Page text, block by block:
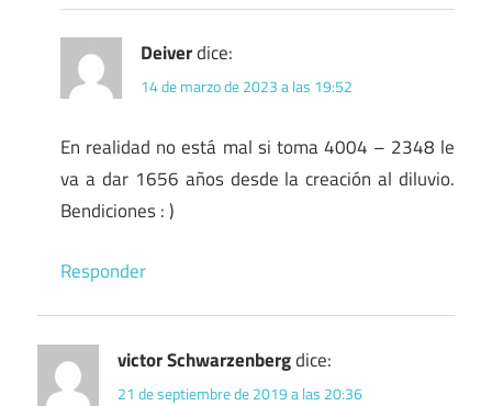
Deiverdice:
14 de marzo de 2023 a las 19:52
En realidad no está mal si toma 4004 – 2348 le
va a dar 1656 años desde la creación al diluvio.
Bendiciones : )
Responder
victor Schwarzenbergdice:
21 de septiembre de 2019 a las 20:36